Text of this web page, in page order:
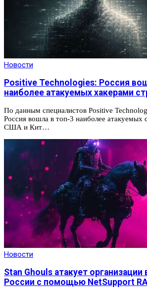
Новости
Positive Technologies: Россия
наиболее атакуемых хакерами
По данным специалистов Positive
Россия вошла в топ-3 наиболее атакуемых
США и Кит…
Новости
Stan Ghouls атакует организации
России с помощью NetSupport